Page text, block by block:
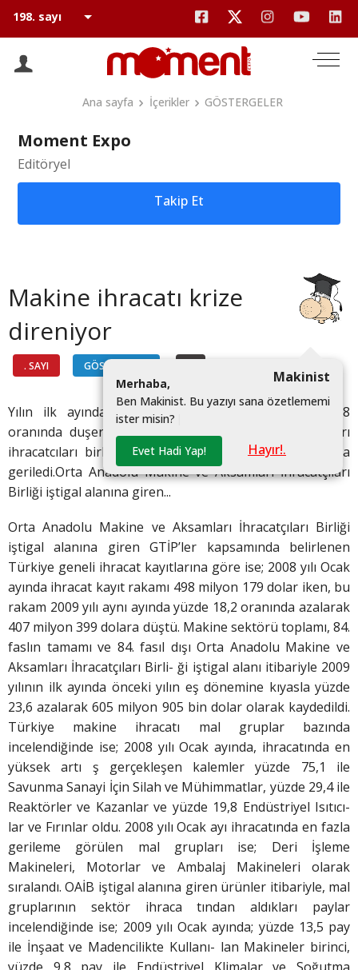
Ana sayfa İçerikler GÖSTERGELER
Moment Expo
Editöryel
Takip Et
Makine ihracatı krize
direniyor
. SAYI GÖSTERGELER
Makinist
Merhaba,
Ben Makinist. Bu yazıyı sana özetlememi
ister misin?
Evet Hadi Yap! Hayır!.
Yılın ilk ayında turkiye’nin genel ihracatı yuzde 28
oranında duşerken orta anadolu makine ve aksamları
ihracatcıları birliğinin ihracatı ise yuzde 18,2 oranında
geriledi.Orta Anadolu Makine ve Aksamları İhracatçıları
Birliği iştigal alanına giren...
Orta Anadolu Makine ve Aksamları İhracatçıları Birliği
iştigal alanına giren GTİP’ler kapsamında belirlenen
Türkiye geneli ihracat kayıtlarına göre ise; 2008 yılı Ocak
ayında ihracat kayıt rakamı 498 milyon 179 dolar iken, bu
rakam 2009 yılı aynı ayında yüzde 18,2 oranında azalarak
407 milyon 399 dolara düştü. Makine sektörü toplamı, 84.
faslın tamamı ve 84. fasıl dışı Orta Anadolu Makine ve
Aksamları İhracatçıları Birli- ği iştigal alanı itibariyle 2009
yılının ilk ayında önceki yılın eş dönemine kıyasla yüzde
23,6 azalarak 605 milyon 905 bin dolar olarak kaydedildi.
Türkiye makine ihracatı mal gruplar bazında
incelendiğinde ise; 2008 yılı Ocak ayında, ihracatında en
yüksek artı ş gerçekleşen kalemler yüzde 75,1 ile
Savunma Sanayi İçin Silah ve Mühimmatlar, yüzde 29,4 ile
Reaktörler ve Kazanlar ve yüzde 19,8 Endüstriyel Isıtıcı-
lar ve Fırınlar oldu. 2008 yılı Ocak ayı ihracatında en fazla
gerileme görülen mal grupları ise; Deri İşleme
Makineleri, Motorlar ve Ambalaj Makineleri olarak
sıralandı. OAİB iştigal alanına giren ürünler itibariyle, mal
gruplarının sektör ihraca tından aldıkları paylar
incelendiğinde ise; 2009 yılı Ocak ayında; yüzde 13,5 pay
ile İnşaat ve Madencilikte Kullanı- lan Makineler birinci,